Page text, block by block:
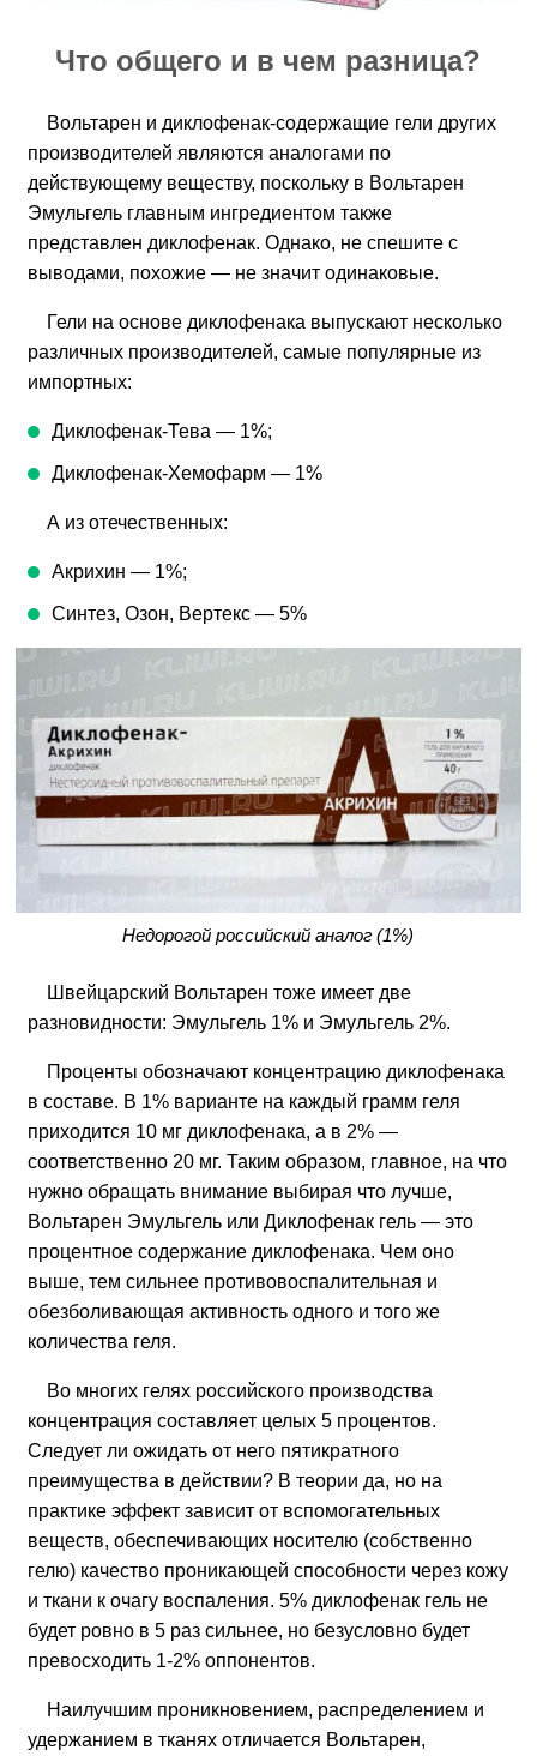
Что общего и в чем разница?
Вольтарен и диклофенак-содержащие гели других
производителей являются аналогами по
действующему веществу, поскольку в Вольтарен
Эмульгель главным ингредиентом также
представлен диклофенак. Однако, не спешите с
выводами, похожие — не значит одинаковые.
Гели на основе диклофенака выпускают несколько
различных производителей, самые популярные из
импортных:
Диклофенак-Тева — 1%;
Диклофенак-Хемофарм — 1%
А из отечественных:
Акрихин — 1%;
Синтез, Озон, Вертекс — 5%
Недорогой российский аналог (1%)
Швейцарский Вольтарен тоже имеет две
разновидности: Эмульгель 1% и Эмульгель 2%.
Проценты обозначают концентрацию диклофенака
в составе. В 1% варианте на каждый грамм геля
приходится 10 мг диклофенака, а в 2% —
соответственно 20 мг. Таким образом, главное, на что
нужно обращать внимание выбирая что лучше,
Вольтарен Эмульгель или Диклофенак гель — это
процентное содержание диклофенака. Чем оно
выше, тем сильнее противовоспалительная и
обезболивающая активность одного и того же
количества геля.
Во многих гелях российского производства
концентрация составляет целых 5 процентов.
Следует ли ожидать от него пятикратного
преимущества в действии? В теории да, но на
практике эффект зависит от вспомогательных
веществ, обеспечивающих носителю (собственно
гелю) качество проникающей способности через кожу
и ткани к очагу воспаления. 5% диклофенак гель не
будет ровно в 5 раз сильнее, но безусловно будет
превосходить 1-2% оппонентов.
Наилучшим проникновением, распределением и
удержанием в тканях отличается Вольтарен,